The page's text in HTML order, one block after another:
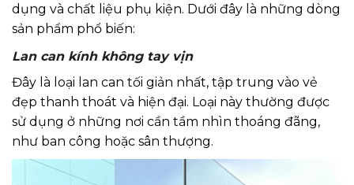
dụng và chất liệu phụ kiện. Dưới đây là những dòng
sản phẩm phổ biến:
Lan can kính không tay vịn
Đây là loại lan can tối giản nhất, tập trung vào vẻ
đẹp thanh thoát và hiện đại. Loại này thường được
sử dụng ở những nơi cần tầm nhìn thoáng đãng,
như ban công hoặc sân thượng.